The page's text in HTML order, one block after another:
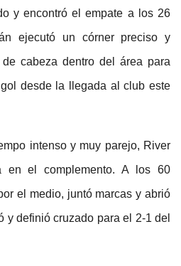
y encontró el empate a los 26
ejecutó un córner preciso y
cabeza dentro del área para
desde la llegada al club este
intenso y muy parejo, River
en el complemento. A los 60
el medio, juntó marcas y abrió
y definió cruzado para el 2-1 del